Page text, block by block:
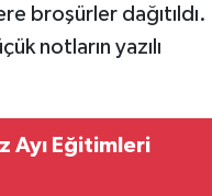
broşürler dağıtıldı.
notların yazılı
Ayı Eğitimleri